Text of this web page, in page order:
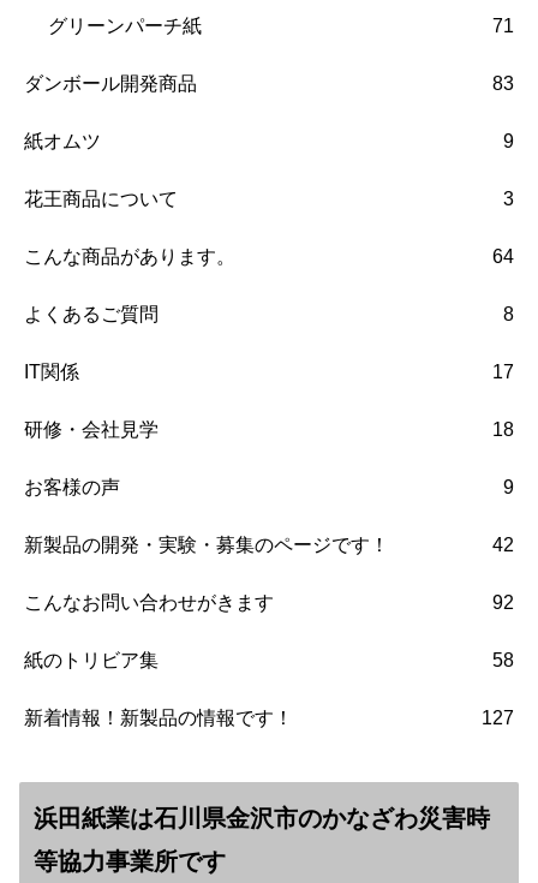
グリーンパーチ紙 71
ダンボール開発商品 83
紙オムツ 9
花王商品について 3
こんな商品があります。 64
よくあるご質問 8
IT関係 17
研修・会社見学 18
お客様の声 9
新製品の開発・実験・募集のページです！ 42
こんなお問い合わせがきます 92
紙のトリビア集 58
新着情報！新製品の情報です！ 127
浜田紙業は石川県金沢市のかなざわ災害時
等協力事業所です